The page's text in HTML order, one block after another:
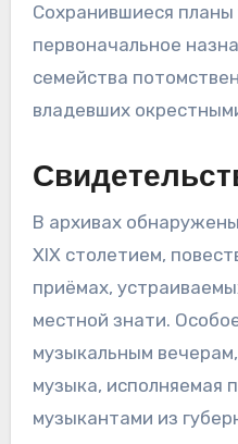
Сохранившиеся
первоначальное
семейства
владевших
В архивах
XIX столетием,
приёмах,
местной знати.
музыкальным
музыка, исполняемая
музыкантами из